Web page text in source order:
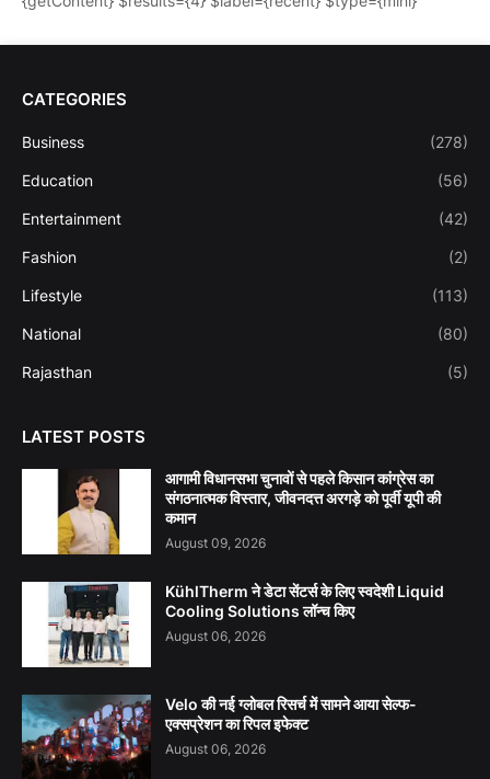
CATEGORIES
Business (278)
Education (56)
Entertainment (42)
Fashion (2)
Lifestyle (113)
National (80)
Rajasthan (5)
LATEST POSTS
आगामी विधानसभा चुनावों से पहले किसान कांग्रेस का
संगठनात्मक विस्तार, जीवनदत्त अरगड़े को पूर्वी यूपी की
कमान
August 09, 2026
KühlTherm ने डेटा सेंटर्स के लिए स्वदेशी Liquid
Cooling Solutions लॉन्च किए
August 06, 2026
Velo की नई ग्लोबल रिसर्च में सामने आया सेल्फ-
एक्सप्रेशन का रिपल इफेक्ट
August 06, 2026